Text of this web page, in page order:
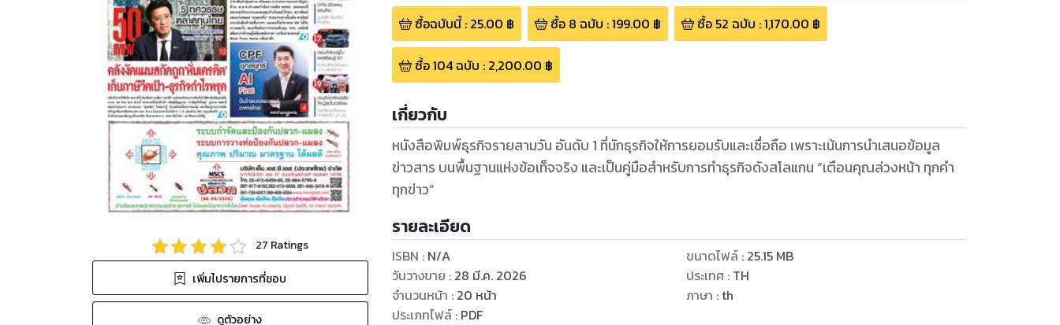
27 Ratings
เพิ่มไปรายการที่ชอบ
ดูตัวอย่าง
ซื้อฉบับนี้: 25.00 ฿ ซื้อ 8 ฉบับ :199.00 ฿ ซื้อ 52 ฉบับ :1,170.00 ฿
ซื้อ104ฉบับ : 2,200.00 ฿
เกี่ยวกับ
หนังสือพิมพ์ธุรกิจรายสามวัน อันดับ 1 ที่นักธุรกิจให้การยอมรับและเชื่อถือ เพราะเน้นการนำเสนอข้อมูล
ข่าวสาร บนพื้นฐานแห่งข้อเท็จจริง และเป็นคู่มือสำหรับการทำธุรกิจดังสโลแกน “เตือนคุณล่วงหน้า ทุกคำ
ทุกข่าว”
รายละเอียด
ISBN : N/A
วันวางขาย : 28 มี.ค. 2026
จำนวนหน้า : 20 หน้า
ประเภทไฟล์: PDF
ขนาดไฟล์: 25.15 MB
ประเทศ : TH
ภาษา : th